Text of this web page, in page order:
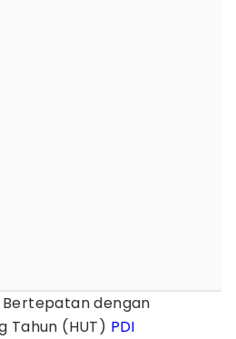
dengan
Tahun (HUT) PDI